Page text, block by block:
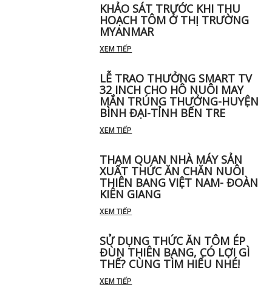
KHẢO SÁT TRƯỚC KHI THU
HOẠCH TÔM Ở THỊ TRƯỜNG
MYANMAR
XEM TIẾP
LỄ TRAO THƯỞNG SMART TV
32 INCH CHO HÔ NUÔI MAY
MẮN TRÚNG THƯỞNG-HUYỆN
BÌNH ĐẠI-TỈNH BẾN TRE
XEM TIẾP
THAM QUAN NHÀ MÁY SẢN
XUẤT THỨC ĂN CHĂN NUÔI
THIÊN BANG VIỆT NAM- ĐOÀN
KIÊN GIANG
XEM TIẾP
SỬ DỤNG THỨC ĂN TÔM ÉP
ĐÙN THIÊN BANG, CÓ LỢI GÌ
THẾ? CÙNG TÌM HIỂU NHÉ!
XEM TIẾP